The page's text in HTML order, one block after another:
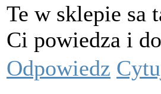
Te w sklepie sa
Ci powiedza i
Odpowiedz